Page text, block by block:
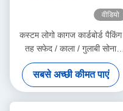
वीडियो
कस्टम लोगो कागज कार्डबोर्ड पैकिंग
तह सफेद / काला / गुलाबी सोना
लक्जरी चुंबकीय उपहार बॉक्स रिबन
बंद के साथ
सबसे अच्छी कीमत पाएं